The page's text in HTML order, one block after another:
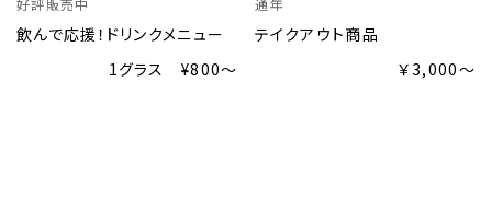
好評販売中
飲んで応援！ドリンクメニュー
1グラス ¥800～
通年
テイクアウト商品
￥3,000～